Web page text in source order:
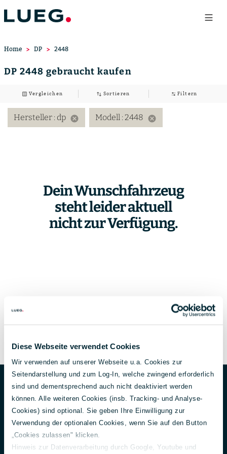
Diese Webseite verwendet Cookies
Wir verwenden auf unserer Webseite u.a. Cookies zur
Seitendarstellung und zum Log-In, welche zwingend erforderlich
sind und dementsprechend auch nicht deaktiviert werden
können. Alle weiteren Cookies (insb. Tracking- und Analyse-
Cookies) sind optional. Sie geben Ihre Einwilligung zur
Verwendung der optionalen Cookies, wenn Sie auf den Button
„Cookies zulassen" klicken.
Hinweis zur Datenverarbeitung durch Google, Youtube und
Home DP 2448
DP 2448 gebraucht kaufen
Vergleichen Sortieren Filtern
Hersteller : dp cancel Modell : 2448 cancel
Dein Wunschfahrzeug
steht leider aktuell
nicht zur Verfügung.
FooterUnternehmen
Über uns
Aktuelles
150 Jahre Lueg
Unternehmensführung
Gesellschafter
Nachhaltigkeit